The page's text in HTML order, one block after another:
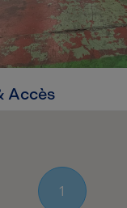
Accès
1